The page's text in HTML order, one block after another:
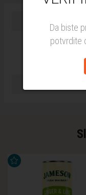
Da biste
potvrdite
Zemlja
Tip